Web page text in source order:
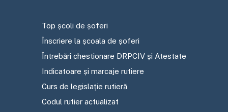
Top școli de șoferi
Înscriere la școala de șoferi
Întrebări chestionare DRPCIV și Atestate
Indicatoare și marcaje rutiere
Curs de legislație rutieră
Codul rutier actualizat